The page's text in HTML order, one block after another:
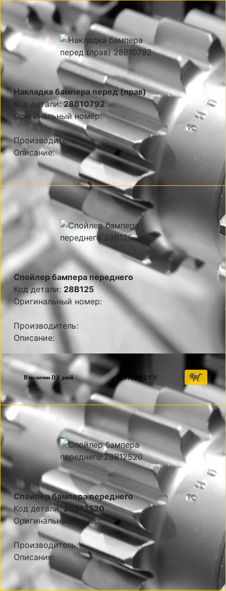
Накладка бампера перед (прав)
Код детали:28B10792
Оригинальный номер:
Производитель:
Описание:
Спойлер бампера переднего
Код детали: 28B125
Оригинальный номер:
Производитель:
Описание:
В наличии D 1 дней 107,00 BYN
Спойлер бампера переднего
Код детали:28B12520
Оригинальный номер:
Производитель:
Описание: